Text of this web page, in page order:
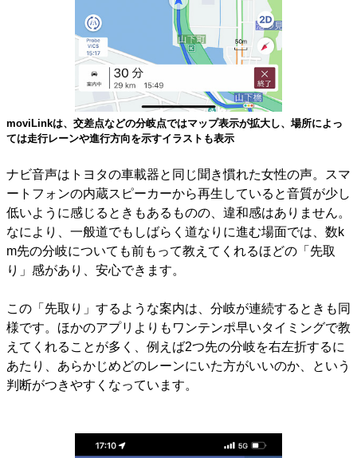
moviLinkは、交差点などの分岐点ではマップ表示が拡大し、場所によっ
ては走行レーンや進行方向を示すイラストも表示
ナビ音声はトヨタの車載器と同じ聞き慣れた女性の声。スマ
ートフォンの内蔵スピーカーから再生していると音質が少し
低いように感じるときもあるものの、違和感はありません。
なにより、一般道でもしばらく道なりに進む場面では、数k
m先の分岐についても前もって教えてくれるほどの「先取
り」感があり、安心できます。
この「先取り」するような案内は、分岐が連続するときも同
様です。ほかのアプリよりもワンテンポ早いタイミングで教
えてくれることが多く、例えば2つ先の分岐を右左折するに
あたり、あらかじめどのレーンにいた方がいいのか、という
判断がつきやすくなっています。